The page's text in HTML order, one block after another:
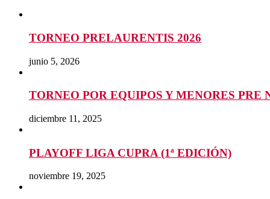
TORNEO PRELAURENTIS 2026
junio 5, 2026
TORNEO POR EQUIPOS Y MENORES PRE
diciembre 11, 2025
PLAYOFF LIGA CUPRA (1ª EDICIÓN)
noviembre 19, 2025